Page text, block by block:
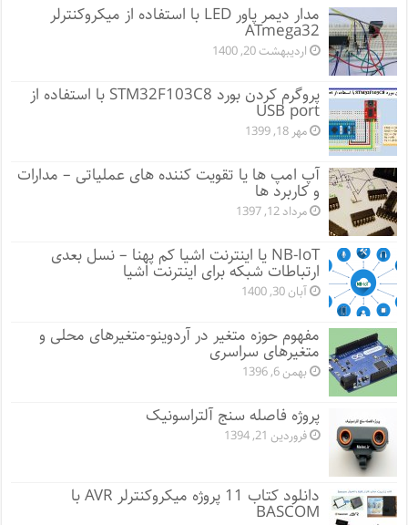
مدار دیمر پاور LED با استفاده از میکروکنترلر
ATmega32
اردیبهشت 20, 1400
پروگرم کردن بورد STM32F103C8 با استفاده از
USB port
مهر 18, 1399
آپ امپ ها یا تقویت کننده های عملیاتی – مدارات
و کاربرد ها
مرداد 12, 1397
NB-IoT یا اینترنت اشیا کم پهنا – نسل بعدی
ارتباطات شبکه برای اینترنت اشیا
آبان 30, 1400
مفهوم حوزه متغیر در آردوینو-متغیرهای محلی و
متغیرهای سراسری
بهمن 6, 1396
پروژه فاصله سنج آلتراسونیک
فروردین 21, 1394
دانلود کتاب 11 پروژه میکروکنترلر AVR با
BASCOM